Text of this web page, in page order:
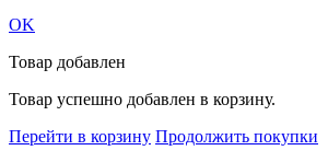
OK
Товар добавлен
Товар успешно добавлен в корзину.
Перейти в корзину Продолжить покупки